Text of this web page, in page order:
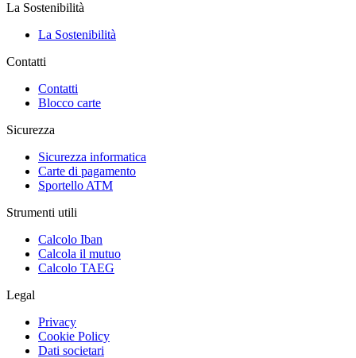
La Sostenibilità
La Sostenibilità
Contatti
Contatti
Blocco carte
Sicurezza
Sicurezza informatica
Carte di pagamento
Sportello ATM
Strumenti utili
Calcolo Iban
Calcola il mutuo
Calcolo TAEG
Legal
Privacy
Cookie Policy
Dati societari